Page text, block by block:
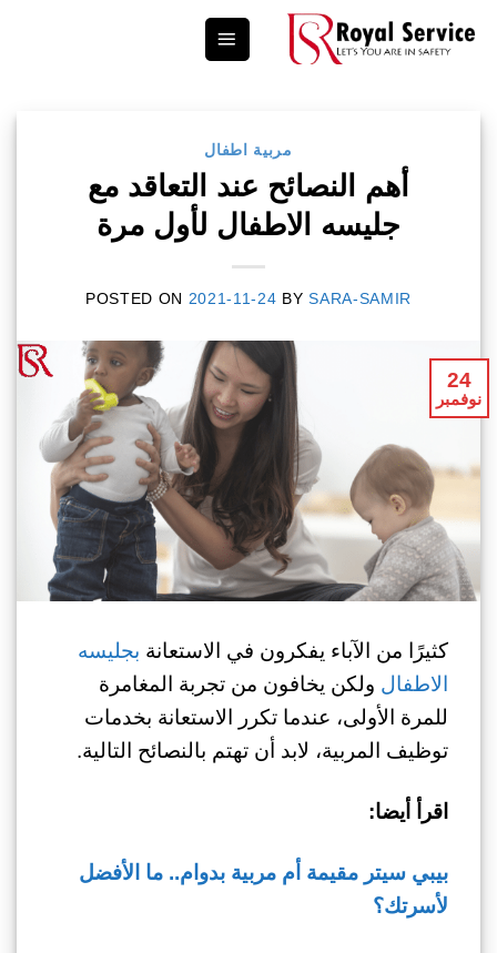
مربية اطفال
أهم النصائح عند التعاقد مع
جليسه الاطفال لأول مرة
POSTED ON 2021-11-24 BYSARA-SAMIR
24
نوفمبر
كثيرًا من الآباء يفكرون في الاستعانة بجليسه
الاطفال ولكن يخافون من تجربة المغامرة
للمرة الأولى، عندما تكرر الاستعانة بخدمات
توظيف المربية، لابد أن تهتم بالنصائح التالية.
اقرأ أيضا:
بيبي سيتر مقيمة أم مربية بدوام.. ما الأفضل
لأسرتك؟